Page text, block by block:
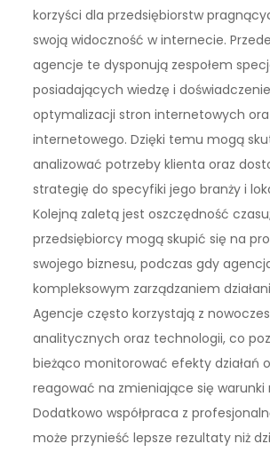
korzyści dla przedsiębiorstw
swoją widoczność w internecie.
agencje te dysponują zespołem
posiadających wiedzę i
optymalizacji stron internetowych
internetowego. Dzięki temu mogą
analizować potrzeby klienta oraz
strategię do specyfiki jego branży i
Kolejną zaletą jest oszczędność czasu;
przedsiębiorcy mogą skupić się na
swojego biznesu, podczas gdy
kompleksowym zarządzaniem
Agencje często korzystają z
analitycznych oraz technologii, co
bieżąco monitorować efekty działań
reagować na zmieniające się warunki
Dodatkowo współpraca z
może przynieść lepsze rezultaty niż